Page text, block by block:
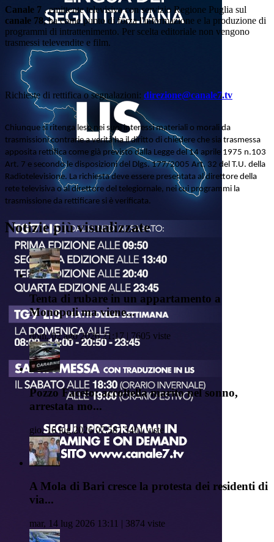
Canale 7 , emittente televisiva con servizio Regione Puglia sul
canale 78, ha come punto di forza l'informazione e la produzione di
programmi di intrattenimento. Per scelta editoriale non vengono
trasmessi televendite e film.
Richieste di rettifica o segnalazioni: direzione@canale7.tv
Chiunque si ritenga leso nei suoi interessi materiali o morali da
trasmissioni contrarie a verità ha il diritto di chiedere che sia trasmessa
apposita rettifica come già previsto dalla Legge del 14 aprile 1975 n.103
Art. 7 e secondo le disposizioni del Dlgs. 177/2005 Art. 32 del T.U. della
Radiotelevisione. La richiesta deve essere presentata al direttore della
rete televisiva o al direttore del telegiornale, nei cui programmi la
trasmissione da rettificare si è verificata.
Notizie più visualizzate
Tenta di rubare in un appartamento a
Monopoli ma viene...
dom, 02 ago 2026 21:17 | 7605 viste
Pozzo Faceto: accoltella marito nel sonno,
arrestata mo...
gio, 16 lug 2026 07:58 | 5401 viste
A Mola di Bari cresce la protesta dei residenti di
via...
mar, 14 lug 2026 13:11 | 3874 viste